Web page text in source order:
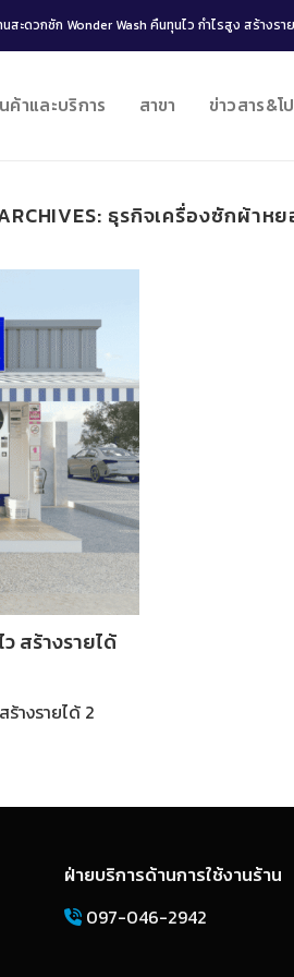
สะดวกซัก Wonder Wash คืนทุนไว กำไรสูง สร้างรา
ค้าและบริการ สาขา ข่าวสาร&โ
ธุรกิจเครื่องซักผ้าห
สร้างรายได้
างรายได้ 2
ฝ่ายบริการด้านการใช้งานร้าน
097-046-2942